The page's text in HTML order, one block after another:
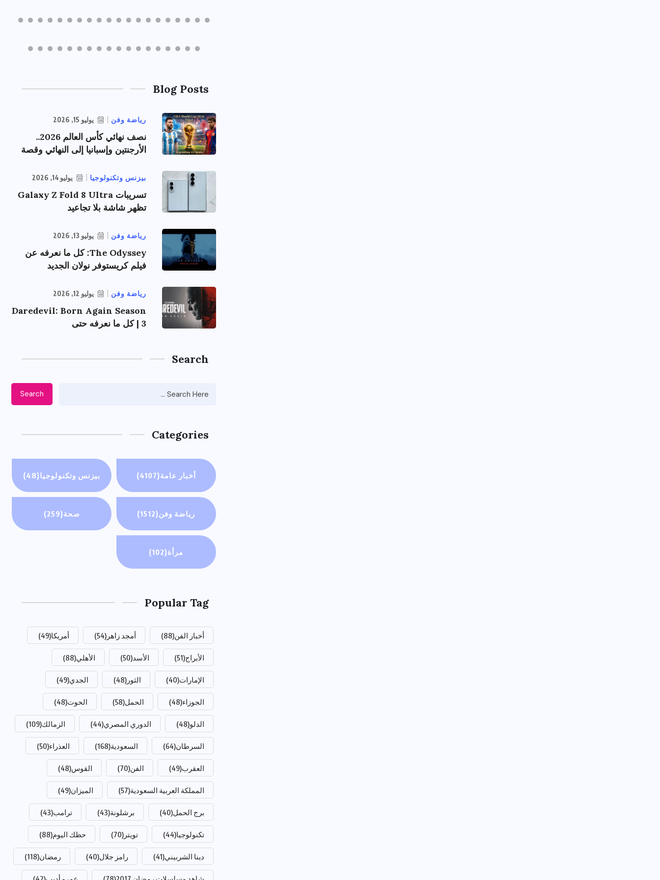
Blog Posts
رياضة وفن يوليو 15, 2026
نصف نهائي كأس العالم 2026..
الأرجنتين وإسبانيا إلى النهائي وقصة
بيزنس وتكنولوجيا يوليو 14, 2026
تسريبات Galaxy Z Fold 8 Ultra
تظهر شاشة بلا تجاعيد
رياضة وفن يوليو 13, 2026
The Odyssey: كل ما نعرفه عن
فيلم كريستوفر نولان الجديد
رياضة وفن يوليو 12, 2026
Daredevil: Born Again Season
3 | كل ما نعرفه حتى
Search
Search
Categories
أخبار عامة(4107) بيزنس وتكنولوجيا(48)
رياضة وفن(1512) صحة(259)
مرأة(102)
Popular Tag
أخبار الفن(88) أمجد زاهر (54) أمريكا(49)
الأبراج(51) الأسد(50) الأهلي(88)
الإمارات(40) الثور (48) الجدي(49)
الجوزاء(48) الحمل(58) الحوت(48)
الدلو(48) الدوري المصري(44) الزمالك(109)
السرطان(64) السعودية(168) العذراء(50)
العقرب(49) الفن(70) القوس(48)
المملكة العربية السعودية(57) الميزان(49)
برج الحمل(40) برشلونة(43) ترامب(43)
تكنولوجيا(44) تويتر (70) حظك اليوم(88)
دينا الشربيني(41) رامز جلال(40) رمضان(118)